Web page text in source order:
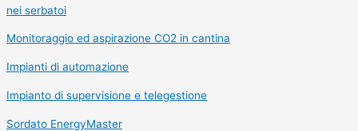
nei serbatoi
Monitoraggio ed aspirazione CO2 in cantina
Impianti di automazione
Impianto di supervisione e telegestione
Sordato EnergyMaster